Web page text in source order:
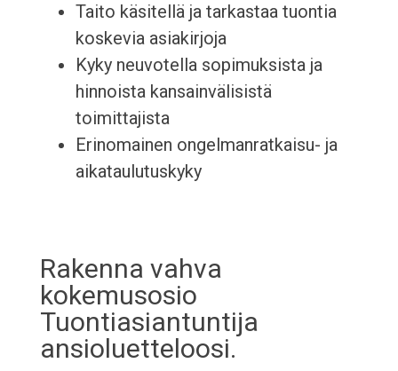
Taito käsitellä ja tarkastaa tuontia
koskevia asiakirjoja
Kyky neuvotella sopimuksista ja
hinnoista kansainvälisistä
toimittajista
Erinomainen ongelmanratkaisu- ja
aikataulutuskyky
Rakenna vahva
kokemusosio
Tuontiasiantuntija
ansioluetteloosi.